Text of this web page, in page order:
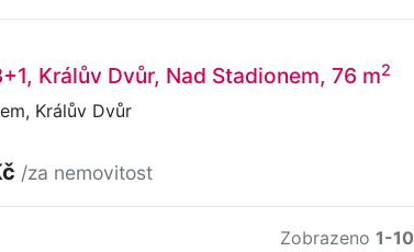
Králův Dvůr, Nad Stadionem, 76 m2
Králův Dvůr
/za nemovitost
Zobrazeno 1-10